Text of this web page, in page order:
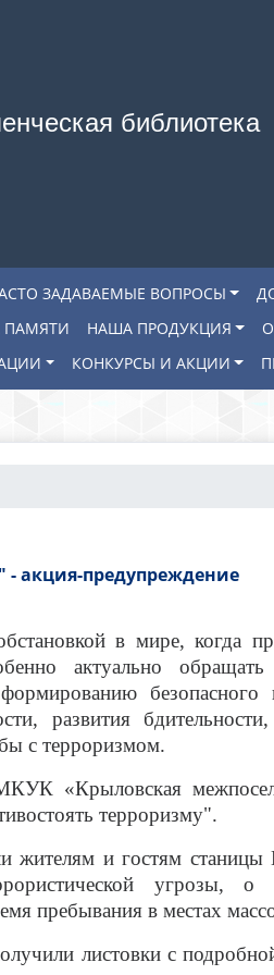
библиотека
ЗАДАВАЕМЫЕ ВОПРОСЫ
ПАМЯТИ НАША ПРОДУКЦИЯ
КОНКУРСЫ И АКЦИИ
- акция-предупреждение
в мире, когда
актуально
развития
с терроризмом.
«Крыловская
терроризму".
и гостям станицы
угрозы,
пребывания в местах
листовки с подробной